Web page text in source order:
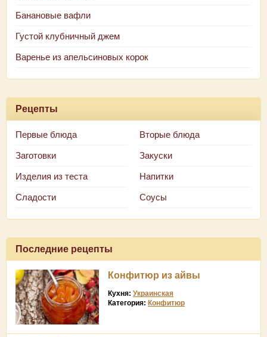
Банановые вафли
Густой клубничный джем
Варенье из апельсиновых корок
Рецепты
Первые блюда Вторые блюда
Заготовки Закуски
Изделия из теста Напитки
Сладости Соусы
Последние рецепты
Конфитюр из айвы
Кухня: Украинская
Категория: Конфитюр